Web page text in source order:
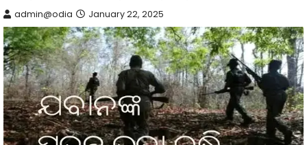
admin@odia January 22, 2025